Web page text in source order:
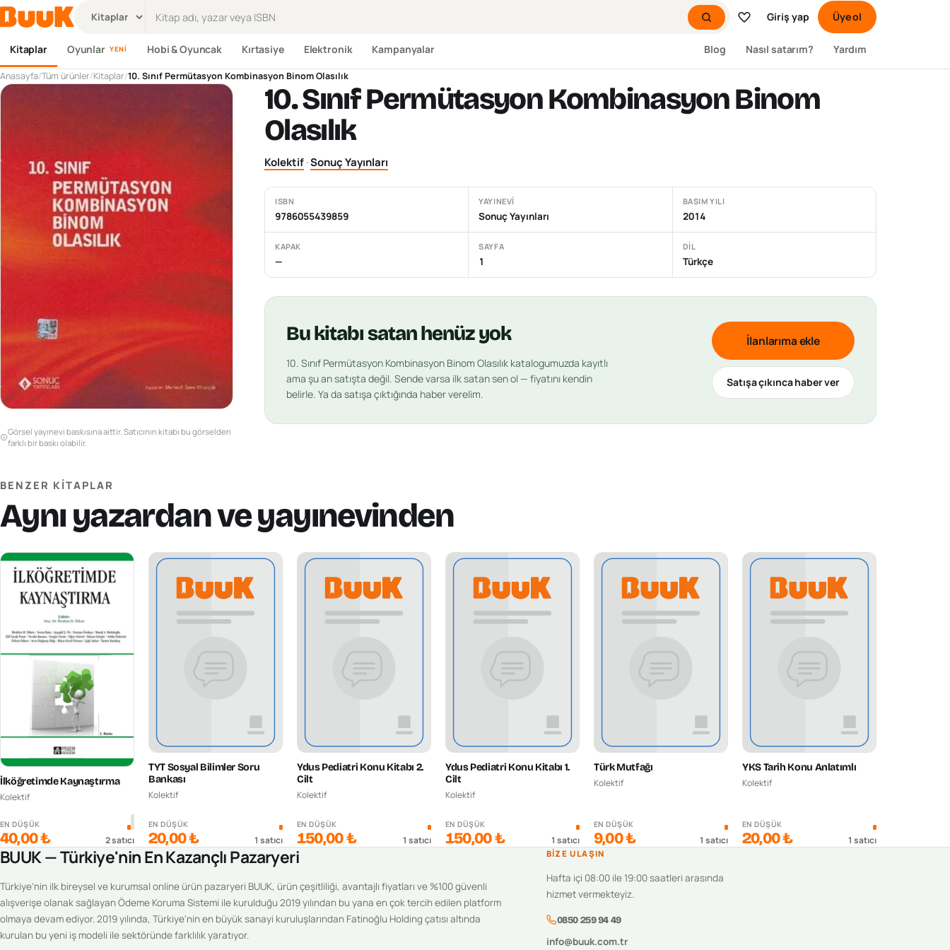
Giriş yap Üye ol
Kitaplar Oyunlar YENI Hobi & Oyuncak Kırtasiye Elektronik Kampanyalar Blog Nasıl satarım? Yardım
Anasayfa/Tüm ürünler/Kitaplar/10. Sınıf Permütasyon Kombinasyon Binom Olasılık
Görsel yayınevi baskısına aittir. Satıcının kitabı bu görselden
farklı bir baskı olabilir.
10. Sınıf Permütasyon Kombinasyon Binom
Olasılık
Kolektif·Sonuç Yayınları
ISBN
9786055439859
YAYINEVI
Sonuç Yayınları
BASIM YILI
2014
KAPAK
—
SAYFA
1
DIL
Türkçe
Bukitabısatan henüz yok
10. Sınıf Permütasyon Kombinasyon Binom Olasılık katalogumuzda kayıtlı
ama şu an satışta değil. Sende varsa ilk satan sen ol — fiyatını kendin
belirle. Ya da satışa çıktığında haber verelim.
İlanlarıma ekle
Satışa çıkınca haber ver
BENZER KITAPLAR
Aynı yazardan ve yayınevinden
İlköğretimde Kaynaştırma
Kolektif
EN DÜŞÜK
40,00 ₺ 2satıcı
TYT Sosyal Bilimler Soru
Bankası
Kolektif
EN DÜŞÜK
20,00 ₺ 1 satıcı
Ydus Pediatri Konu Kitabı 2.
Cilt
Kolektif
EN DÜŞÜK
150,00 ₺ 1 satıcı
Ydus Pediatri Konu Kitabı 1.
Cilt
Kolektif
EN DÜŞÜK
150,00 ₺ 1 satıcı
Türk Mutfağı
Kolektif
EN DÜŞÜK
9,00 ₺ 1 satıcı
YKS Tarih Konu Anlatımlı
Kolektif
EN DÜŞÜK
20,00 ₺ 1 satıcı
BUUK — Türkiye'nin En Kazançlı Pazaryeri
Türkiye'nin ilk bireysel ve kurumsal online ürün pazaryeri BUUK, ürün çeşitliliği, avantajlı fiyatları ve %100 güvenli
alışverişe olanak sağlayan Ödeme Koruma Sistemi ile kurulduğu 2019 yılından bu yana en çok tercih edilen platform
olmaya devam ediyor. 2019 yılında, Türkiye'nin en büyük sanayi kuruluşlarından Fatinoğlu Holding çatısı altında
kurulan bu yeni iş modeli ile sektöründe farklılık yaratıyor.
BIZE ULAŞIN
Hafta içi 08:00 ile 19:00 saatleri arasında
hizmet vermekteyiz.
0850 259 94 49
info@buuk.com.tr